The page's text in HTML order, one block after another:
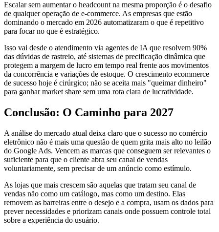
Escalar sem aumentar o headcount na mesma proporção é o desafio
de qualquer operação de e-commerce. As empresas que estão
dominando o mercado em 2026 automatizaram o que é repetitivo
para focar no que é estratégico.
Isso vai desde o atendimento via agentes de IA que resolvem 90%
das dúvidas de rastreio, até sistemas de precificação dinâmica que
protegem a margem de lucro em tempo real frente aos movimentos
da concorrência e variações de estoque. O crescimento ecommerce
de sucesso hoje é cirúrgico; não se aceita mais "queimar dinheiro"
para ganhar market share sem uma rota clara de lucratividade.
Conclusão: O Caminho para 2027
A análise do mercado atual deixa claro que o sucesso no comércio
eletrônico não é mais uma questão de quem grita mais alto no leilão
do Google Ads. Vencem as marcas que conseguem ser relevantes o
suficiente para que o cliente abra seu canal de vendas
voluntariamente, sem precisar de um anúncio como estímulo.
As lojas que mais crescem são aquelas que tratam seu canal de
vendas não como um catálogo, mas como um destino. Elas
removem as barreiras entre o desejo e a compra, usam os dados para
prever necessidades e priorizam canais onde possuem controle total
sobre a experiência do usuário.